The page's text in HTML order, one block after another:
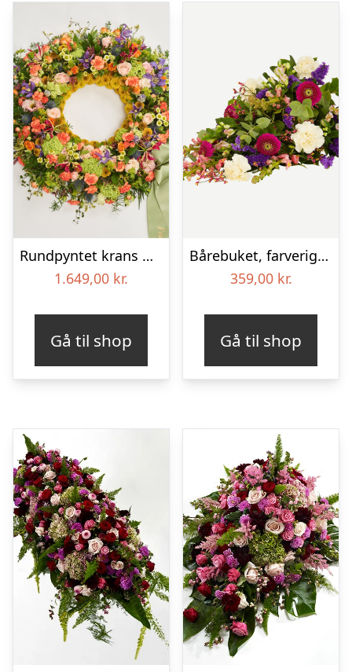
Rundpyntet krans med bånd – Et farverigt farvel
1.649,00 kr.
Gå til shop
Bårebuket, farverig (Floristens kreative valg)
359,00 kr.
Gå til shop